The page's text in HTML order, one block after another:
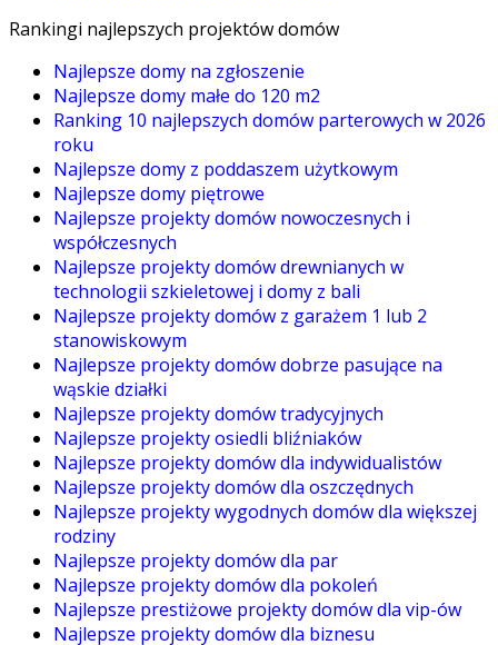
Rankingi najlepszych projektów domów
Najlepsze domy na zgłoszenie
Najlepsze domy małe do 120 m2
Ranking 10 najlepszych domów parterowych w 2026
roku
Najlepsze domy z poddaszem użytkowym
Najlepsze domy piętrowe
Najlepsze projekty domów nowoczesnych i
współczesnych
Najlepsze projekty domów drewnianych w
technologii szkieletowej i domy z bali
Najlepsze projekty domów z garażem 1 lub 2
stanowiskowym
Najlepsze projekty domów dobrze pasujące na
wąskie działki
Najlepsze projekty domów tradycyjnych
Najlepsze projekty osiedli bliźniaków
Najlepsze projekty domów dla indywidualistów
Najlepsze projekty domów dla oszczędnych
Najlepsze projekty wygodnych domów dla większej
rodziny
Najlepsze projekty domów dla par
Najlepsze projekty domów dla pokoleń
Najlepsze prestiżowe projekty domów dla vip-ów
Najlepsze projekty domów dla biznesu